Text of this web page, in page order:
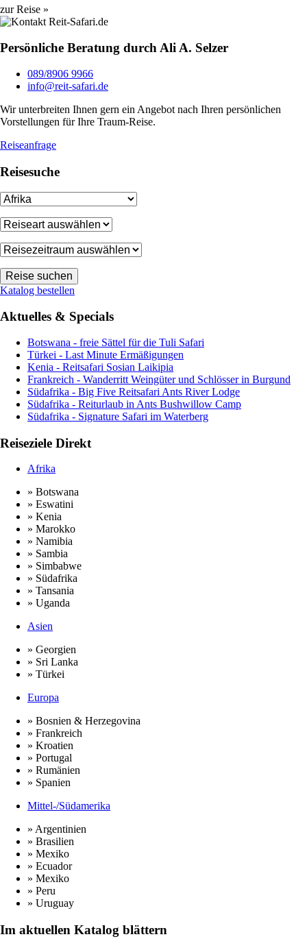
zur Reise »
Persönliche Beratung durch Ali A. Selzer
089/8906 9966
info@reit-safari.de
Wir unterbreiten Ihnen gern ein Angebot nach Ihren persönlichen
Vorstellungen für Ihre Traum-Reise.
Reiseanfrage
Reisesuche
Katalog bestellen
Aktuelles & Specials
Botswana - freie Sättel für die Tuli Safari
Türkei - Last Minute Ermäßigungen
Kenia - Reitsafari Sosian Laikipia
Frankreich - Wanderritt Weingüter und Schlösser in Burgund
Südafrika - Big Five Reitsafari Ants River Lodge
Südafrika - Reiturlaub in Ants Bushwillow Camp
Südafrika - Signature Safari im Waterberg
Reiseziele Direkt
Afrika
» Botswana
» Eswatini
» Kenia
» Marokko
» Namibia
» Sambia
» Simbabwe
» Südafrika
» Tansania
» Uganda
Asien
» Georgien
» Sri Lanka
» Türkei
Europa
» Bosnien & Herzegovina
» Frankreich
» Kroatien
» Portugal
» Rumänien
» Spanien
Mittel-/Südamerika
» Argentinien
» Brasilien
» Mexiko
» Ecuador
» Mexiko
» Peru
» Uruguay
Im aktuellen Katalog blättern